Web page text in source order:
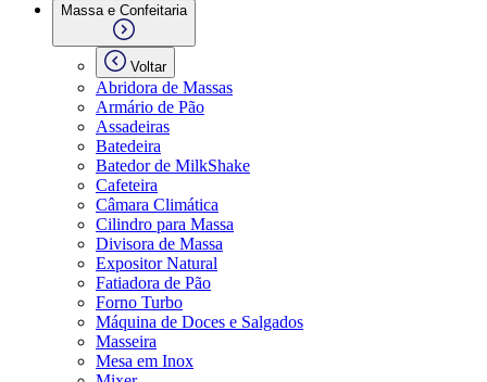
Massa e Confeitaria
Voltar
Abridora de Massas
Armário de Pão
Assadeiras
Batedeira
Batedor de MilkShake
Cafeteira
Câmara Climática
Cilindro para Massa
Divisora de Massa
Expositor Natural
Fatiadora de Pão
Forno Turbo
Máquina de Doces e Salgados
Masseira
Mesa em Inox